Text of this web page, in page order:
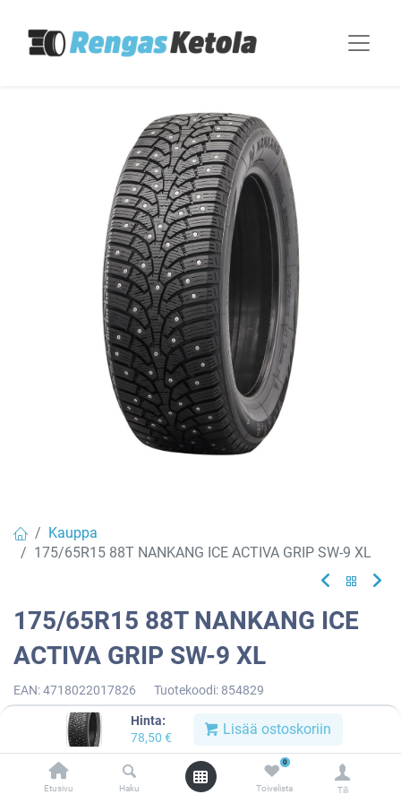
Hinta:
78,50 € Lisää ostoskoriin
Etusivu Haku
0
Toivelista Tili
Kauppa
175/65R15 88T NANKANG ICE ACTIVA GRIP SW-9 XL
175/65R15 88T NANKANG ICE
ACTIVA GRIP SW-9 XL
EAN:4718022017826 Tuotekoodi: 854829
€ / kpl
Toimittajilla (kotimaa):
Saatavilla
Toimitusaika:3 arkipäivää